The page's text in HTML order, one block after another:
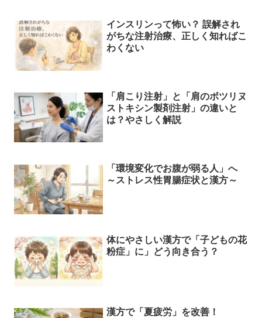
インスリンって怖い？ 誤解され
がちな注射治療、正しく知ればこ
わくない
「肩こり注射」と「肩のボツリヌ
ストキシン製剤注射」の違いと
は？やさしく解説
「環境変化でお腹が弱る人」へ
～ストレス性胃腸症状と漢方～
体にやさしい漢方で「子どもの花
粉症」に」どう向き合う？
漢方で「夏疲労」を改善！